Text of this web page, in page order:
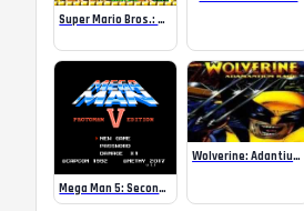
Super Mario Bros.: Peach’s Adventure
Mega Man 5: Second Strike Protoman Edition
Wolverine: Adantium Rage